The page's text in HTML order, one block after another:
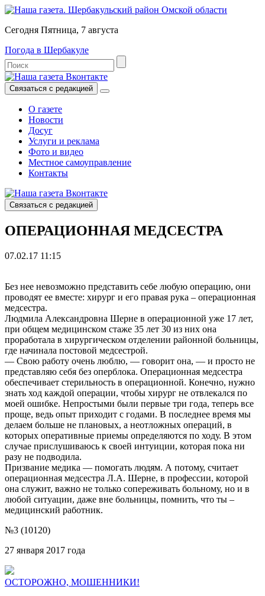
Сегодня Пятница, 7 августа
Погода в Шербакуле
Связаться с редакцией
О газете
Новости
Досуг
Услуги и реклама
Фото и видео
Местное самоуправление
Контакты
Связаться с редакцией
ОПЕРАЦИОННАЯ МЕДСЕСТРА
07.02.17 11:15
Без нее невозможно представить себе любую операцию, они
проводят ее вместе: хирург и его правая рука – операционная
медсестра.
Людмила Александровна Шерне в операционной уже 17 лет,
при общем медицинском стаже 35 лет 30 из них она
проработала в хирургическом отделении районной больницы,
где начинала постовой медсестрой.
— Свою работу очень люблю, — говорит она, — и просто не
представляю себя без оперблока. Операционная медсестра
обеспечивает стерильность в операционной. Конечно, нужно
знать ход каждой операции, чтобы хирург не отвлекался по
моей ошибке. Непростыми были первые три года, теперь все
проще, ведь опыт приходит с годами. В последнее время мы
делаем больше не плановых, а неотложных операций, в
которых оперативные приемы определяются по ходу. В этом
случае прислушиваюсь к своей интуиции, которая пока ни
разу не подводила.
Призвание медика — помогать людям. А потому, считает
операционная медсестра Л.А. Шерне, в профессии, которой
она служит, важно не только сопереживать больному, но и в
любой ситуации, даже вне больницы, помнить, что ты –
медицинский работник.
№3 (10120)
27 января 2017 года
ОСТОРОЖНО, МОШЕННИКИ!